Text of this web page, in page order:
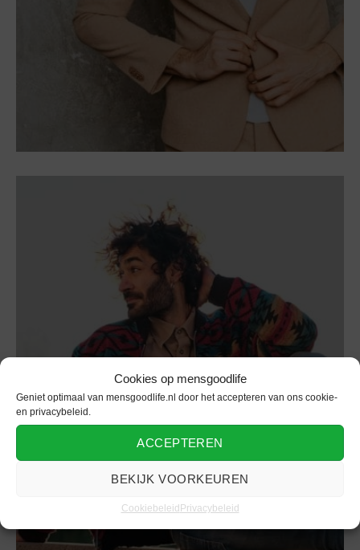
Cookies op mensgoodlife
Geniet optimaal van mensgoodlife.nl door het accepteren van ons cookie-
en privacybeleid.
ACCEPTEREN
BEKIJK VOORKEUREN
Cookiebeleid Privacybeleid
Broeken
Welke stijl broeken past bij jou?